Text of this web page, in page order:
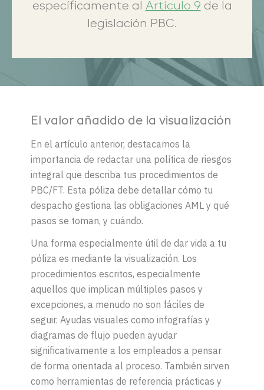
específicamente al Artículo 9 de la
legislación PBC.
El valor añadido de la visualización
En el artículo anterior, destacamos la
importancia de redactar una política de riesgos
integral que describa tus procedimientos de
PBC/FT. Esta póliza debe detallar cómo tu
despacho gestiona las obligaciones AML y qué
pasos se toman, y cuándo.
Una forma especialmente útil de dar vida a tu
póliza es mediante la visualización. Los
procedimientos escritos, especialmente
aquellos que implican múltiples pasos y
excepciones, a menudo no son fáciles de
seguir. Ayudas visuales como infografías y
diagramas de flujo pueden ayudar
significativamente a los empleados a pensar
de forma orientada al proceso. También sirven
como herramientas de referencia prácticas y